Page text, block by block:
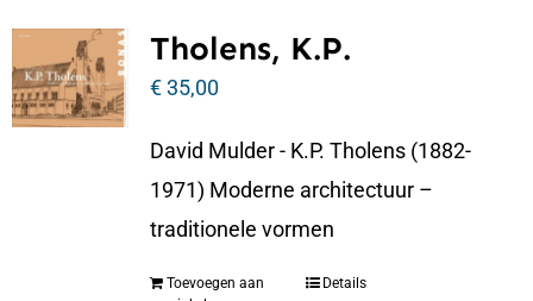
Tholens, K.P.
€35,00
David Mulder - K.P. Tholens (1882-
1971) Moderne architectuur –
traditionele vormen
Toevoegen aan
Details